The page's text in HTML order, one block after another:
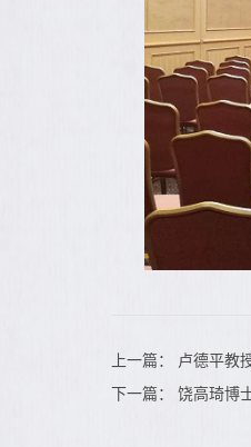
上一篇：
卢德平教
下一篇： 饶高琦博